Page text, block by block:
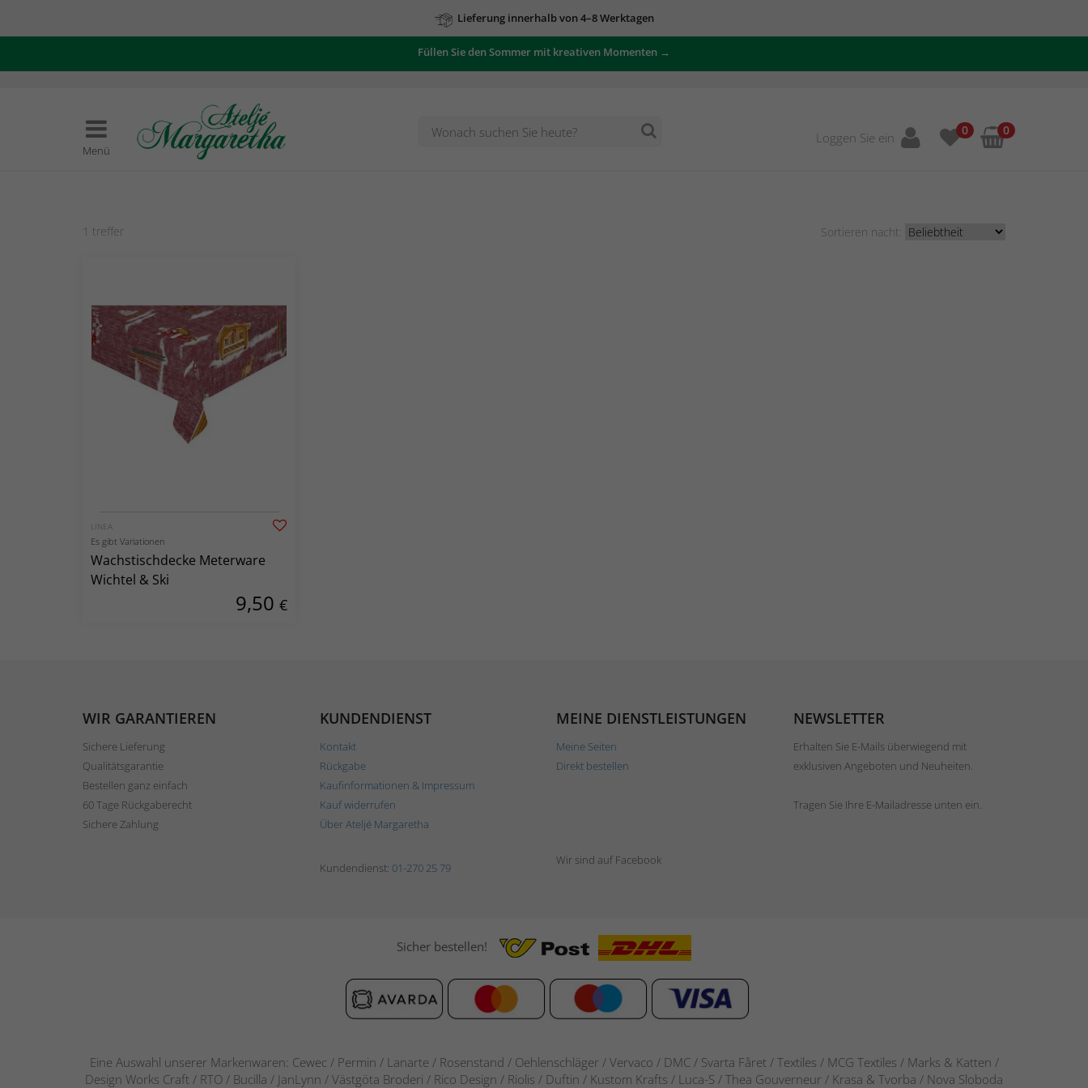
Lieferung innerhalb von 4–8 Werktagen
Füllen Sie den Sommer mit kreativen Momenten →
Menü
Loggen Sie ein 0 0
1 treffer Sortieren nacht:
LINEA
Es gibt Variationen
Wachstischdecke Meterware
Wichtel & Ski
9,50 €
WIR GARANTIEREN
Sichere Lieferung
Qualitätsgarantie
Bestellen ganz einfach
60 Tage Rückgaberecht
Sichere Zahlung
KUNDENDIENST
Kontakt
Rückgabe
Kaufinformationen & Impressum
Kauf widerrufen
Über Ateljé Margaretha
MEINE DIENSTLEISTUNGEN
Meine Seiten
Direkt bestellen
NEWSLETTER
Erhalten Sie E-Mails überwiegend mit
exklusiven Angeboten und Neuheiten.
Tragen Sie Ihre E-Mailadresse unten ein.
Kundendienst: 01-270 25 79
Wir sind auf Facebook
Sicher bestellen!
Eine Auswahl unserer Markenwaren: Cewec / Permin / Lanarte / Rosenstand / Oehlenschläger / Vervaco / DMC / Svarta Fåret / Textiles / MCG Textiles / Marks & Katten /
Design Works Craft / RTO / Bucilla / JanLynn / Västgöta Broderi / Rico Design / Riolis / Duftin / Kustom Krafts / Luca-S / Thea Gouverneur / Krasa & Tvorba / Nova Sloboda